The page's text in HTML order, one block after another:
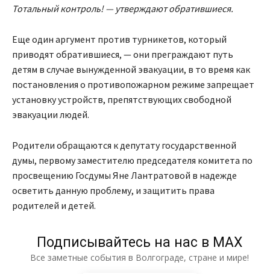
Тотальный контроль! — утверждают обратившиеся.
Еще один аргумент против турникетов, который
приводят обратившиеся, — они преграждают путь
детям в случае вынужденной эвакуации, в то время как
постановления о противопожарном режиме запрещает
установку устройств, препятствующих свободной
эвакуации людей.
Родители обращаются к депутату государственной
думы, первому заместителю председателя комитета по
просвещению Госдумы Яне Лантратовой в надежде
осветить данную проблему, и защитить права
родителей и детей.
Подписывайтесь на нас в МАХ
Все заметные события в Волгограде, стране и мире!